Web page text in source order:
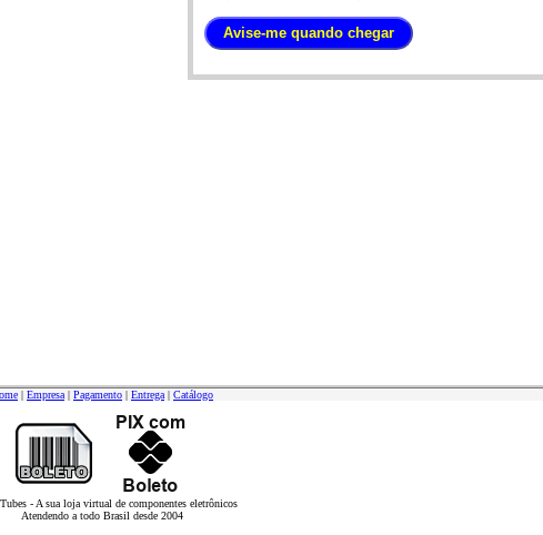
| Empresa | Pagamento | Entrega | Catálogo
- A sua loja virtual de componentes eletrônicos
Atendendo a todo Brasil desde 2004